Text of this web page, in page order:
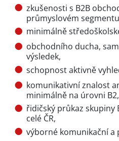
zkušenosti s B2B
průmyslovém
minimálně
obchodního ducha,
výsledek,
schopnost aktivně
komunikativní znalost
minimálně na úrovni B2,
řidičský průkaz skupiny
celé ČR,
výborné komunikační